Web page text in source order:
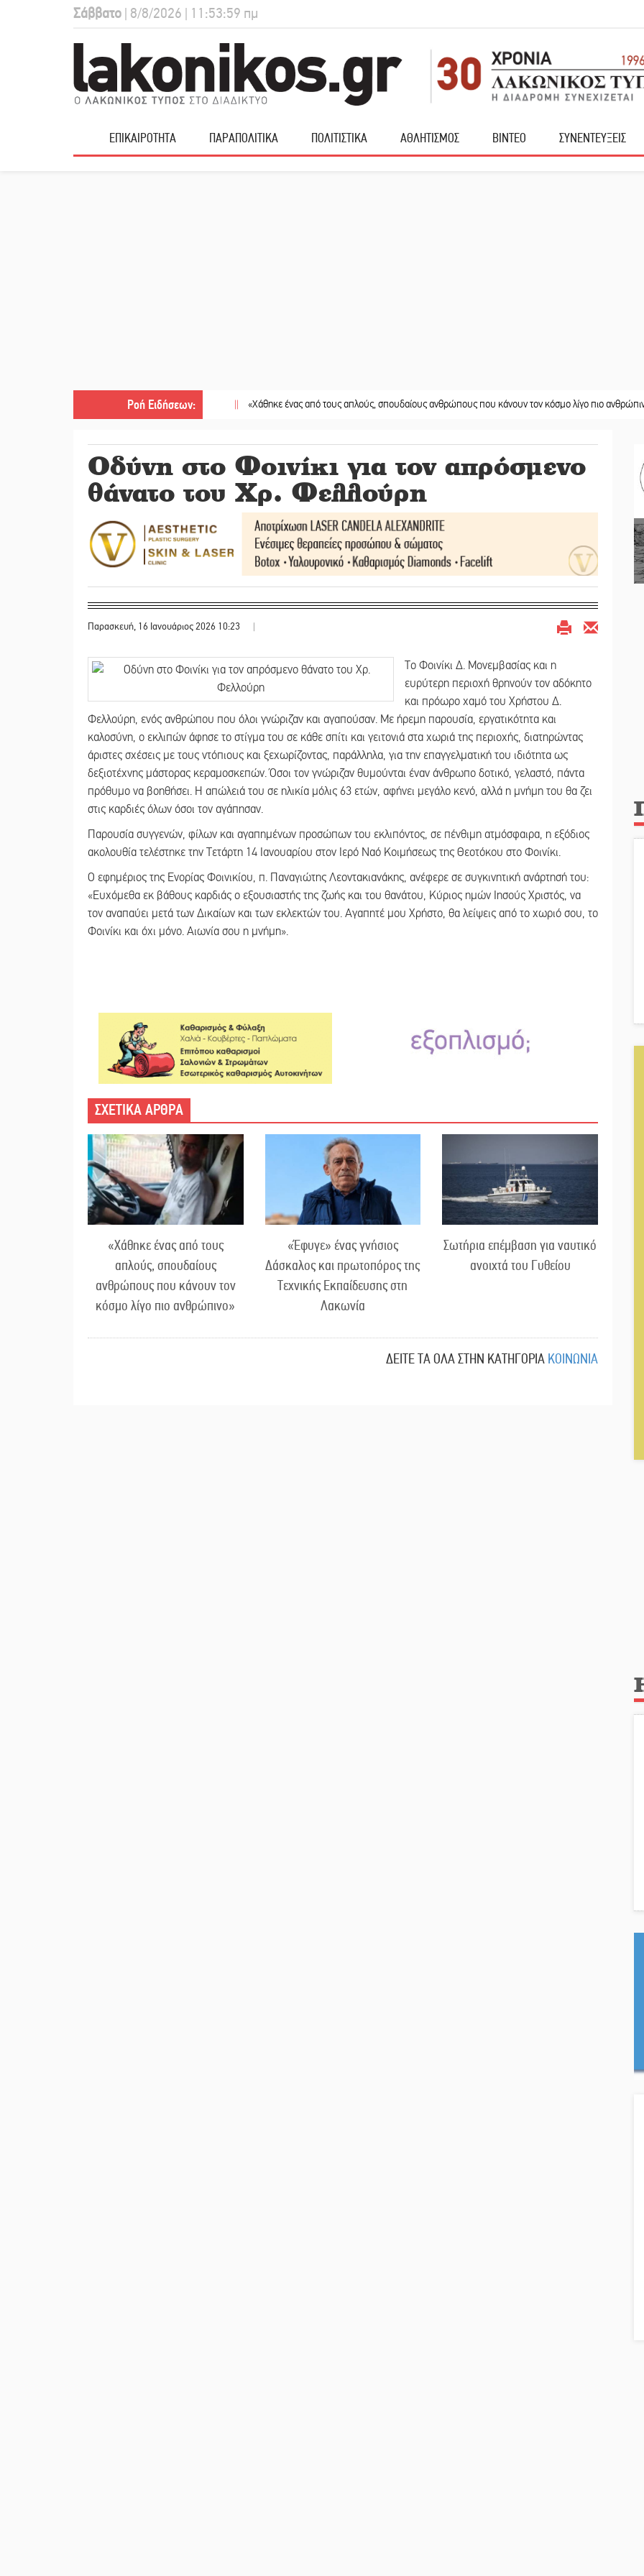
Σάββατο | 8/8/2026 | 11:54:00 πμ
ΕΠΙΚΑΙΡΟΤΗΤΑ ΠΑΡΑΠΟΛΙΤΙΚΑ ΠΟΛΙΤΙΣΤΙΚΑ ΑΘΛΗΤΙΣΜΟΣ ΒΙΝΤΕΟ ΣΥΝΕΝΤΕΥΞΕΙΣ
Ροή Ειδήσεων:
|| «Χάθηκε ένας από τους απλούς, σπουδαίους ανθρώπους που κάνουν τον κόσμο λίγο πιο ανθρώπινο» ||
Οδύνη στο Φοινίκι για τον απρόσμενο
θάνατο του Χρ. Φελλούρη
Παρασκευή, 16 Ιανουάριος 2026 10:23 |
Το Φοινίκι Δ. Μονεμβασίας και η
ευρύτερη περιοχή θρηνούν τον αδόκητο
και πρόωρο χαμό του Χρήστου Δ.
Φελλούρη, ενός ανθρώπου που όλοι γνώριζαν και αγαπούσαν. Με ήρεμη παρουσία, εργατικότητα και
καλοσύνη, ο εκλιπών άφησε το στίγμα του σε κάθε σπίτι και γειτονιά στα χωριά της περιοχής, διατηρώντας
άριστες σχέσεις με τους ντόπιους και ξεχωρίζοντας, παράλληλα, για την επαγγελματική του ιδιότητα ως
δεξιοτέχνης μάστορας κεραμοσκεπών. Όσοι τον γνώριζαν θυμούνται έναν άνθρωπο δοτικό, γελαστό, πάντα
πρόθυμο να βοηθήσει. Η απώλειά του σε ηλικία μόλις 63 ετών, αφήνει μεγάλο κενό, αλλά η μνήμη του θα ζει
στις καρδιές όλων όσοι τον αγάπησαν.
Παρουσία συγγενών, φίλων και αγαπημένων προσώπων του εκλιπόντος, σε πένθιμη ατμόσφαιρα, η εξόδιος
ακολουθία τελέστηκε την Τετάρτη 14 Ιανουαρίου στον Ιερό Ναό Κοιμήσεως της Θεοτόκου στο Φοινίκι.
Ο εφημέριος της Ενορίας Φοινικίου, π. Παναγιώτης Λεοντακιανάκης, ανέφερε σε συγκινητική ανάρτησή του:
«Ευχόμεθα εκ βάθους καρδιάς ο εξουσιαστής της ζωής και του θανάτου, Κύριος ημών Ιησούς Χριστός, να
τον αναπαύει μετά των Δικαίων και των εκλεκτών του. Αγαπητέ μου Χρήστο, θα λείψεις από το χωριό σου, το
Φοινίκι και όχι μόνο. Αιωνία σου η μνήμη».
ΣΧΕΤΙΚΑ ΑΡΘΡΑ
«Χάθηκε ένας από τους
απλούς, σπουδαίους
ανθρώπους που κάνουν τον
κόσμο λίγο πιο ανθρώπινο»
«Έφυγε» ένας γνήσιος
Δάσκαλος και πρωτοπόρος της
Τεχνικής Εκπαίδευσης στη
Λακωνία
Σωτήρια επέμβαση για ναυτικό
ανοιχτά του Γυθείου
ΔΕΙΤΕ ΤΑ ΟΛΑ ΣΤΗΝ ΚΑΤΗΓΟΡΙΑ ΚΟΙΝΩΝΙΑ